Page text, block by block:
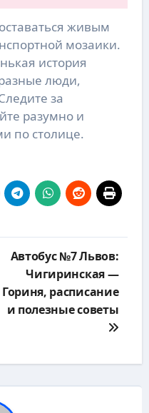
живым
мозаики.
история
люди,
за
разумно и
по столице.
Автобус №7 Львов:
Чигиринская —
Гориня, расписание
и полезные советы